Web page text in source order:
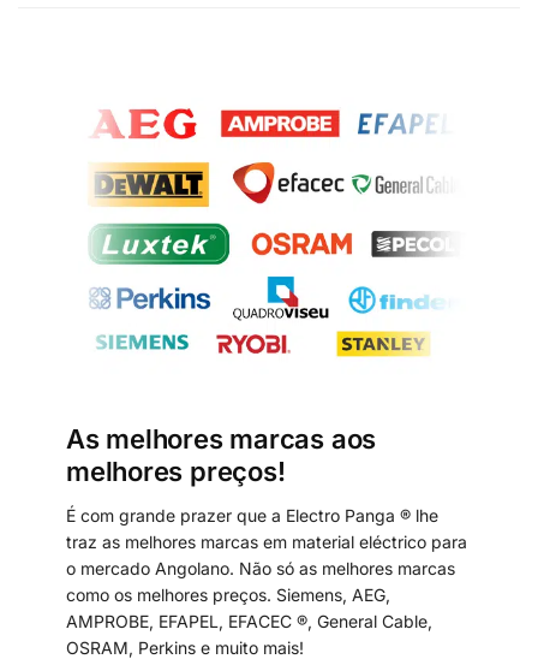
As melhores marcas aos
melhores preços!
É com grande prazer que a Electro Panga ® lhe
traz as melhores marcas em material eléctrico para
o mercado Angolano. Não só as melhores marcas
como os melhores preços. Siemens, AEG,
AMPROBE, EFAPEL, EFACEC ®, General Cable,
OSRAM, Perkins e muito mais!